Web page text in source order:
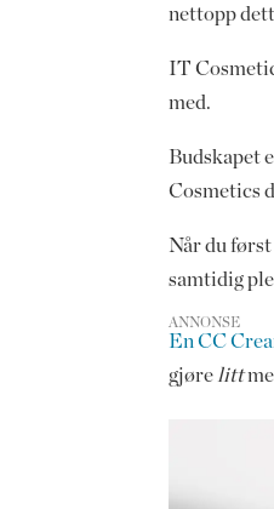
nettopp
IT
med.
Budskapet
Cosmetics
Når du
samtidig
ANNONSE
En CC
gjøre litt